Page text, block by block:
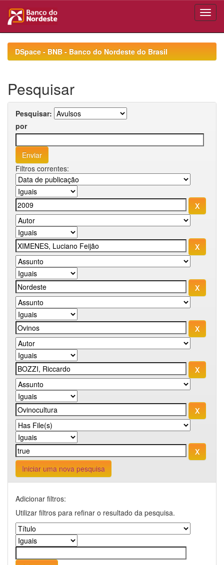
navigationDSpace - BNB - Banco do Nordeste do Brasil
Pesquisar
Pesquisar:
por
Filtros correntes:
Iniciar uma nova pesquisa
Adicionar filtros:
Utilizar filtros para refinar o resultado da pesquisa.